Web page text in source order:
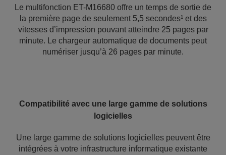
Le multifonction ET-M16680 offre un temps de sortie de
la première page de seulement 5,5 secondes¹ et des
vitesses d’impression pouvant atteindre 25 pages par
minute. Le chargeur automatique de documents peut
numériser jusqu’à 26 pages par minute.
Compatibilité avec une large gamme de solutions
logicielles
Une large gamme de solutions logicielles peuvent être
intégrées à votre infrastructure informatique existante